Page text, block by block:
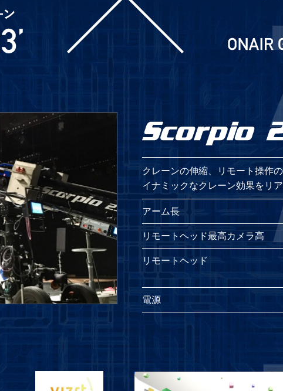
クレーンの伸縮、リモート操作
イナミックなクレーン効果をリ
アーム長
リモートヘッド最高カメラ高
リモートヘッド
電源